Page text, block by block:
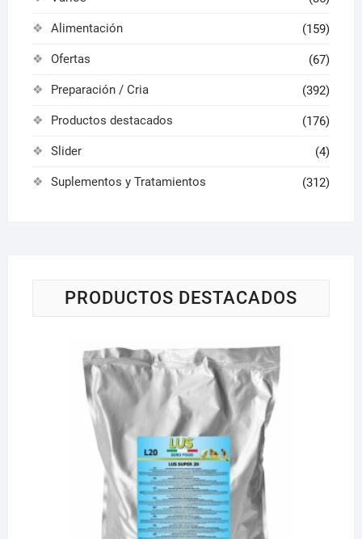
Alimentación (159)
Ofertas (67)
Preparación / Cria (392)
Productos destacados (176)
Slider (4)
Suplementos y Tratamientos (312)
PRODUCTOS DESTACADOS